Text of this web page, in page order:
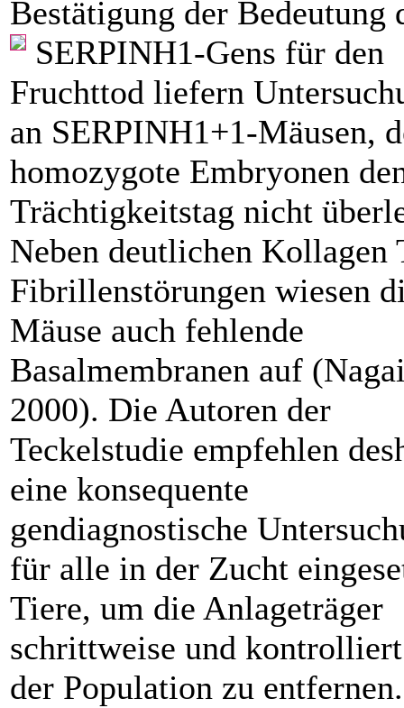
Bestätigung der Bedeutung
SERPINH1-Gens für den
Fruchttod liefern
an SERPINH1+1-Mäusen,
homozygote Embryonen
Trächtigkeitstag nicht
Neben deutlichen Kollagen
Fibrillenstörungen wiesen
Mäuse auch fehlende
Basalmembranen auf
2000). Die Autoren der
Teckelstudie empfehlen
eine konsequente
gendiagnostische
für alle in der Zucht
Tiere, um die Anlageträger
schrittweise und
der Population zu entfernen.